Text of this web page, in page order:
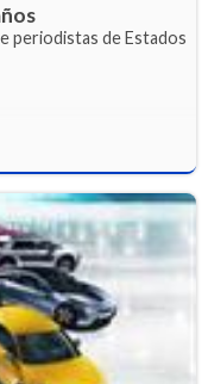
periodistas de Estados